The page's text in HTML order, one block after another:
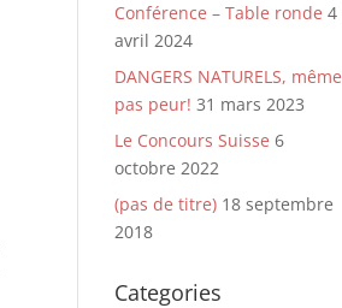
Conférence – Table ronde 4
avril 2024
DANGERS NATURELS, même
pas peur! 31 mars 2023
Le Concours Suisse 6
octobre 2022
(pas de titre) 18 septembre
2018
Categories